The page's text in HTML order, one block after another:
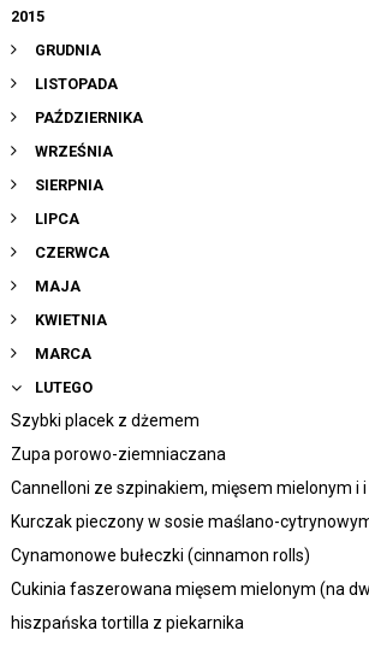
2015
GRUDNIA
LISTOPADA
PAŹDZIERNIKA
WRZEŚNIA
SIERPNIA
LIPCA
CZERWCA
MAJA
KWIETNIA
MARCA
LUTEGO
Szybki placek z dżemem
Zupa porowo-ziemniaczana
Cannelloni ze szpinakiem, mięsem mielonym i
Kurczak pieczony w sosie maślano-cytrynowym
Cynamonowe bułeczki (cinnamon rolls)
Cukinia faszerowana mięsem mielonym (na
hiszpańska tortilla z piekarnika